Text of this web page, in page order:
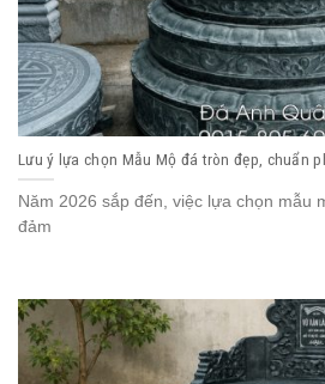
Lưu ý lựa chọn Mẫu Mộ đá tròn đẹp, chuẩn
Năm 2026 sắp đến, việc lựa chọn mẫu
đảm